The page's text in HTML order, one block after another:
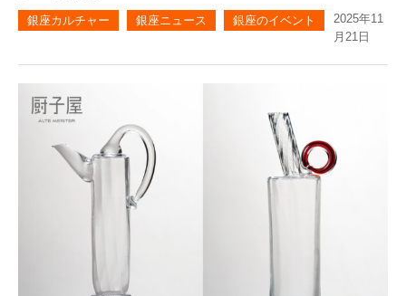
口コミ
銀座カルチャー 銀座ニュース 銀座のイベント
2025年11
月21日